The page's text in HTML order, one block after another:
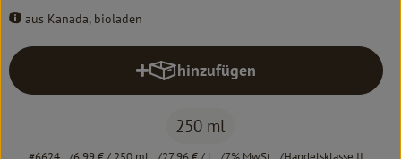
Erleben
aus Kanada, bioladen
hinzufügen
Produkt zum Warenkorb
250 ml